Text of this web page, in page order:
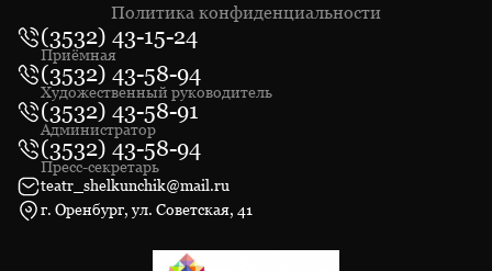
Политика конфиденциальности
(3532) 43-15-24
Приёмная
(3532) 43-58-94
Художественный руководитель
(3532) 43-58-91
Администратор
(3532) 43-58-94
Пресс-секретарь
teatr_shelkunchik@mail.ru
г. Оренбург, ул. Советская, 41